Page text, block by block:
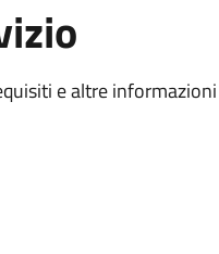
e altre